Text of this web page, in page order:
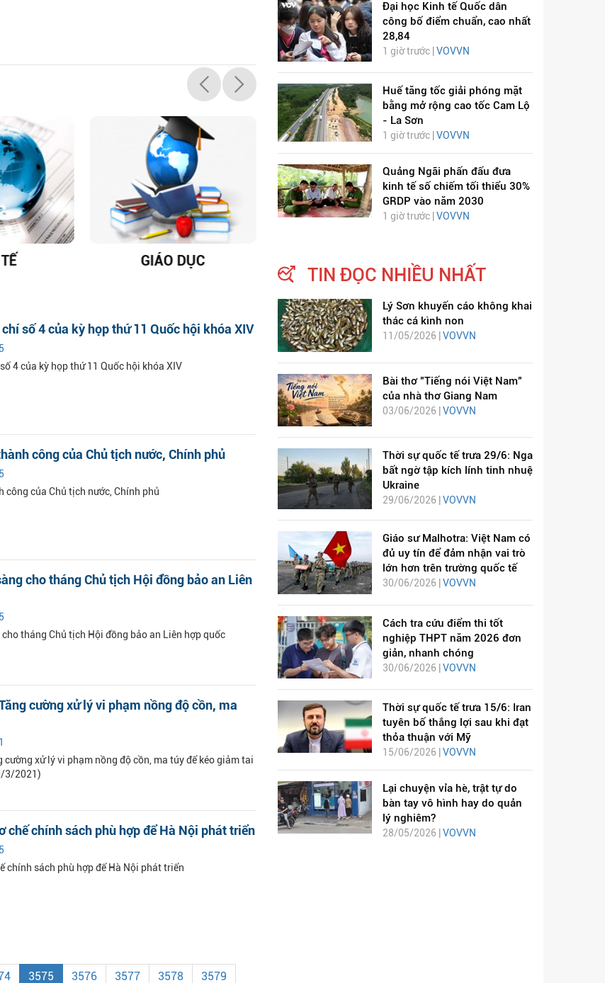
GIÁO DỤC
DỊCH VIÊM PHỔI COVID-
19
số 4 của kỳ họp thứ 11 Quốc hội khóa XIV
4 của kỳ họp thứ 11 Quốc hội khóa XIV
công của Chủ tịch nước, Chính phủ
công của Chủ tịch nước, Chính phủ
cho tháng Chủ tịch Hội đồng bảo an Liên
tháng Chủ tịch Hội đồng bảo an Liên hợp quốc
cường xử lý vi phạm nồng độ cồn, ma
cường xử lý vi phạm nồng độ cồn, ma túy để kéo giảm tai
3/2021)
chế chính sách phù hợp để Hà Nội phát triển
chính sách phù hợp để Hà Nội phát triển
3575 3576 3577 3578 3579
Đại học Kinh tế Quốc dân
công bố điểm chuẩn, cao nhất
28,84
1 giờ trước | VOVVN
Huế tăng tốc giải phóng mặt
bằng mở rộng cao tốc Cam Lộ
- La Sơn
1 giờ trước | VOVVN
Quảng Ngãi phấn đấu đưa
kinh tế số chiếm tối thiểu 30%
GRDP vào năm 2030
1 giờ trước | VOVVN
TIN ĐỌC NHIỀU NHẤT
Lý Sơn khuyến cáo không khai
thác cá kình non
11/05/2026 | VOVVN
Bài thơ "Tiếng nói Việt Nam"
của nhà thơ Giang Nam
03/06/2026 |VOVVN
Thời sự quốc tế trưa 29/6: Nga
bất ngờ tập kích lính tinh nhuệ
Ukraine
29/06/2026 | VOVVN
Giáo sư Malhotra: Việt Nam có
đủ uy tín để đảm nhận vai trò
lớn hơn trên trường quốc tế
30/06/2026 | VOVVN
Cách tra cứu điểm thi tốt
nghiệp THPT năm 2026 đơn
giản, nhanh chóng
30/06/2026 | VOVVN
Thời sự quốc tế trưa 15/6: Iran
tuyên bố thắng lợi sau khi đạt
thỏa thuận với Mỹ
15/06/2026 | VOVVN
Lại chuyện vỉa hè, trật tự do
bàn tay vô hình hay do quản
lý nghiêm?
28/05/2026 | VOVVN